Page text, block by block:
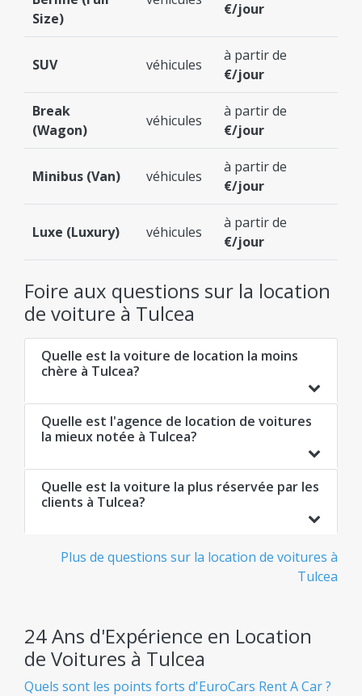
Size)
€/jour
SUV véhicules
à partir de
€/jour
Break
(Wagon)
véhicules
à partir de
€/jour
Minibus (Van) véhicules
à partir de
€/jour
Luxe (Luxury) véhicules
à partir de
€/jour
Foire aux questions sur la location
de voiture à Tulcea
Quelle est la voiture de location la moins
chère à Tulcea?
Quelle est l'agence de location de voitures
la mieux notée à Tulcea?
Quelle est la voiture la plus réservée par les
clients à Tulcea?
Plus de questions sur la location de voitures à
Tulcea
24 Ans d'Expérience en Location
de Voitures à Tulcea
Quels sont les points forts d'EuroCars Rent A Car ?